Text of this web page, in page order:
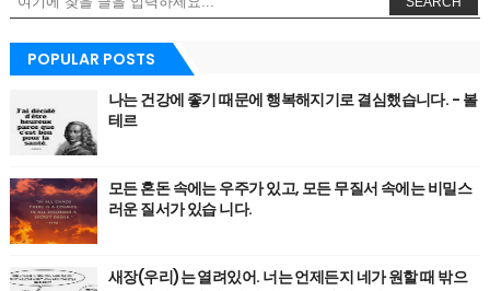
POPULAR POSTS
나는 건강에 좋기 때문에 행복해지기로 결심했습니다. - 볼
테르
모든 혼돈 속에는 우주가 있고, 모든 무질서 속에는 비밀스
러운 질서가 있습 니다.
새장(우리)는 열려있어. 너는 언제든지 네가 원할 때 밖으